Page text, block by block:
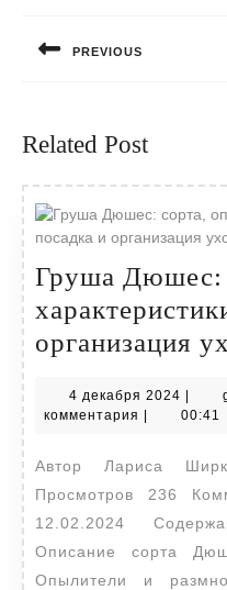
записям
PREVIOUS
Related Post
Груша Дюшес:
организация
4 декабря 2024 4|
комментария | 00:41
Автор Лариса Ширко На чтение 17 мин
Просмотров 236
12.02.2024
Описание сорта
Опылители и